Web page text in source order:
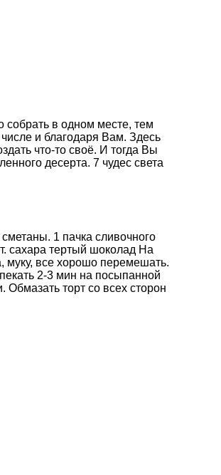
собрать в одном месте, тем
и благодаря Вам. Здесь
что-то своё. И тогда Вы
десерта. 7 чудес света
1 пачка сливочного
сахара тертый шоколад На
муку, все хорошо перемешать.
2-3 мин на посыпанной
торт со всех сторон